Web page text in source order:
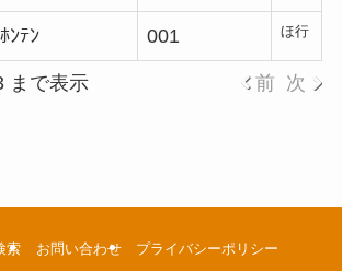
ﾎﾝﾃﾝ 001 ほ行
まで表示 前 次
索 お問い合わせ プライバシーポリシー